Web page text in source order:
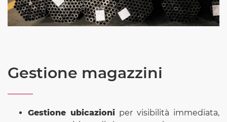
Gestione magazzini
Gestione ubicazioni per visibilità immediata,